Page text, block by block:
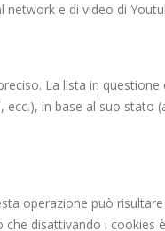
network e di video di
La lista in
ecc.), in base al suo stato
operazione può
disattivando i cookies